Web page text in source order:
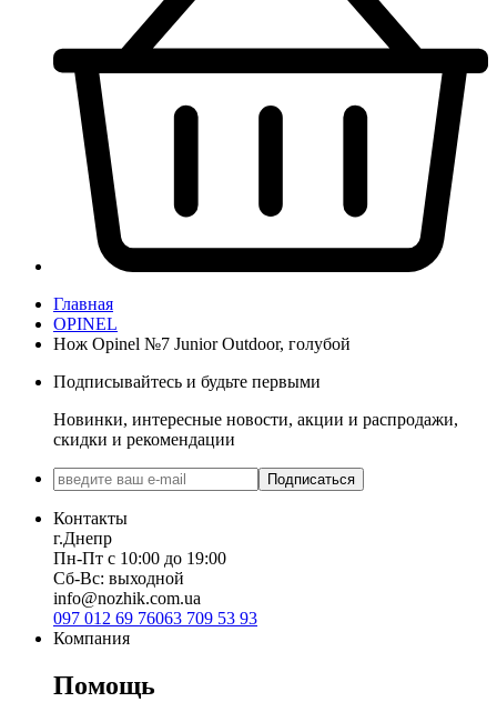
Главная
OPINEL
Нож Opinel №7 Junior Outdoor, голубой
Подписывайтесь и будьте первыми
Новинки, интересные новости, акции и распродажи,
скидки и рекомендации
Подписаться
Контакты
г.Днепр
Пн-Пт с 10:00 до 19:00
Сб-Вс: выходной
info@nozhik.com.ua
097 012 69 76063 709 53 93
Компания
Помощь